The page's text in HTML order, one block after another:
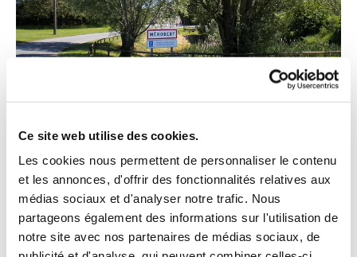
Ce site web utilise des cookies.
Les cookies nous permettent de personnaliser le contenu
et les annonces, d'offrir des fonctionnalités relatives aux
médias sociaux et d'analyser notre trafic. Nous
partageons également des informations sur l'utilisation de
notre site avec nos partenaires de médias sociaux, de
Vie pratique